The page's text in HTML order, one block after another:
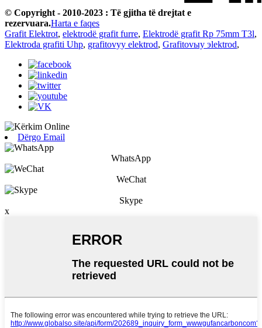
© Copyright - 2010-2023 : Të gjitha të drejtat e
rezervuara.Harta e faqes
Grafit Elektrot, elektrodë grafit furre, Elektrodë grafit Rp 75mm T3l,
Elektroda grafiti Uhp, grafitovyy elektrod, Grafitovыy эlektrod,
Dërgo Email
WhatsApp
WeChat
Skype
x